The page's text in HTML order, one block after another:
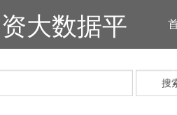
大数据平
搜